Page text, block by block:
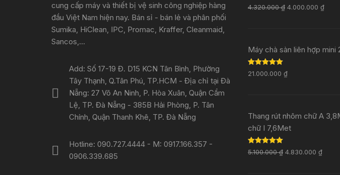
cung cấp máy và thiết bị vệ sinh công nghiệp hàng
đầu Việt Nam hiện nay. Bán sỉ - bán lẻ và phân phối
Sumika, HiClean, IPC, Promac, Kraffer, Cleanmaid,
Sancos,...
Add: Số 17-19 Đ. D15 KCN Tân Bình, Phường
Tây Thạnh, Q.Tân Phú, TP.HCM - Địa chỉ tại Đà
Nẵng: 27 Võ An Ninh, P. Hòa Xuân, Quận Cẩm
Lệ, TP. Đà Nẵng - 385B Hải Phòng, P. Tân
Chính, Quận Thanh Khê, TP. Đà Nẵng
Hotline: 090.727.4444 - M: 0917.166.357 -
0906.339.685
Rated 5.00
out of 5
4.320.000₫ 4.000.000 ₫
Máy chà sàn liên hợp mini
Rated5.00
out of 5
21.000.000 ₫
Thang rút nhôm chữ A
chữ I 7,6Met
Rated 5.00
out of 5
5.100.000₫ 4.830.000 ₫